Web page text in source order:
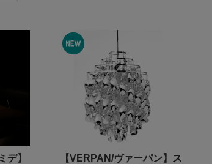
デ】 【VERPAN/ヴァーパン】ス